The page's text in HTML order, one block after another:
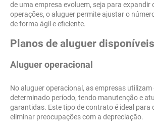
de uma empresa evoluem, seja para expandir
operações, o aluguer permite ajustar o
de forma ágil e eficiente.
Planos de aluguer disponíveis
Aluguer operacional
No aluguer operacional, as empresas
determinado período, tendo manutenção e
garantidas. Este tipo de contrato é ideal para
eliminar preocupações com a depreciação.